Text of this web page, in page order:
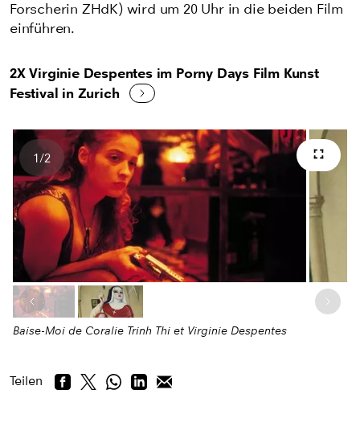
Forscherin ZHdK) wird um 20 Uhr in die beiden Film
einführen.
2X Virginie Despentes im Porny Days Film Kunst
Festival in Zurich
Anzahl Bilder
1/2
Letztes Bild
Baise-Moi de Coralie Trinh Thi et Virginie Despentes
Teilen